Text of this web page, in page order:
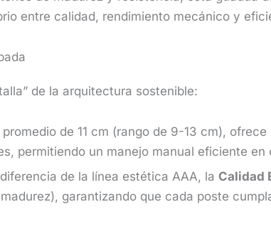
entre calidad, rendimiento mecánico y
de la arquitectura sostenible:
promedio de 11 cm (rango de 9-13 cm),
permitiendo un manejo manual eficiente en
de la línea estética AAA, la Calidad
garantizando que cada poste